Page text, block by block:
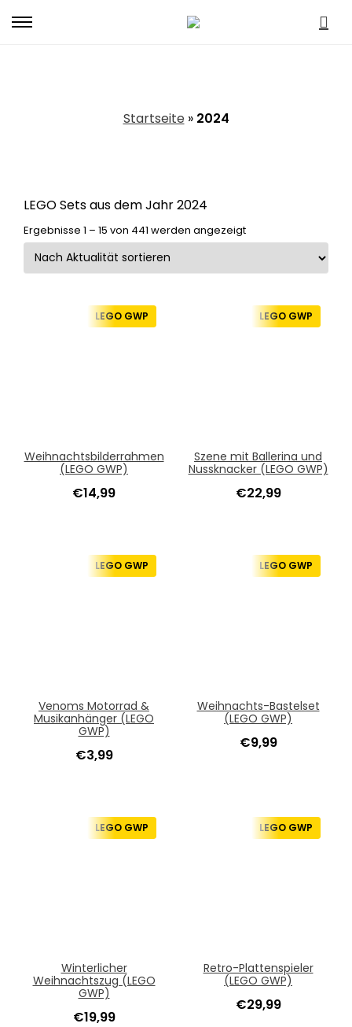
Menu
2024
Startseite» 2024
LEGO Sets aus dem Jahr 2024
Ergebnisse 1 – 15 von 441 werden angezeigtNach
Aktualität
LEGO GWP
Weihnachtsbilderrahmen
(LEGO GWP)
€14,99
LEGO GWP
Szene mit Ballerina und
Nussknacker (LEGO GWP)
€22,99
LEGO GWP
Venoms Motorrad &
Musikanhänger (LEGO
GWP)
€3,99
LEGO GWP
Weihnachts-Bastelset
(LEGO GWP)
€9,99
LEGO GWP
Winterlicher
Weihnachtszug (LEGO
GWP)
€19,99
LEGO GWP
Retro-Plattenspieler
(LEGO GWP)
€29,99